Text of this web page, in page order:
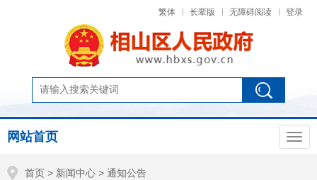
繁体 长辈版 无障碍阅读 登录
网站首页
首页 > 新闻中心 > 通知公告